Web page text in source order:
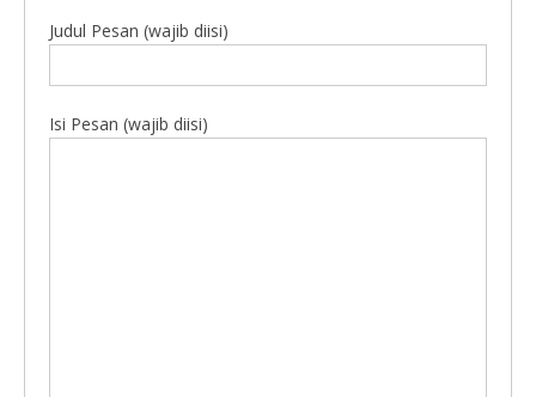
Judul Pesan (wajib diisi)
Isi Pesan (wajib diisi)